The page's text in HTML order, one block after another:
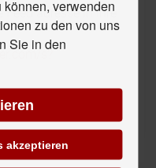
Feed adresse in Ihre
s?
verwenden
zu den von uns
Sie in den
akzeptieren